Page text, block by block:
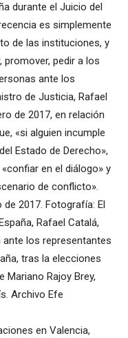
durante el Juicio del
es simplemente
de las instituciones, y
promover, pedir a los
ante los
de Justicia, Rafael
de 2017, en relación
«si alguien incumple
Estado de Derecho»,
en el diálogo» y
de conflicto».
2017. Fotografía: El
Rafael Catalá,
los representantes
tras la elecciones
Mariano Rajoy Brey,
Archivo Efe
en Valencia,